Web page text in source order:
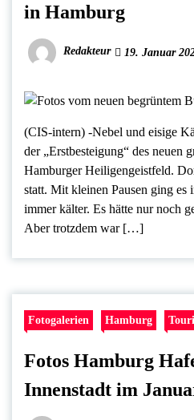
in Hamburg
Redakteur 19. Januar
(CIS-intern) -Nebel und eisige
der „Erstbesteigung“ des neuen
Hamburger Heiligengeistfeld.
statt. Mit kleinen Pausen ging es
immer kälter. Es hätte nur noch
Aber trotzdem war […]
Fotogalerien Hamburg
Fotos Hamburg
Innenstadt im